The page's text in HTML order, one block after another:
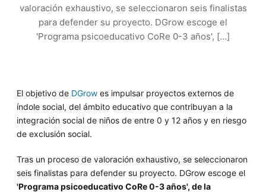
valoración exhaustivo, se seleccionaron seis finalistas
para defender su proyecto. DGrow escoge el
'Programa psicoeducativo CoRe 0-3 años', […]
El objetivo de DGrow es impulsar proyectos externos de
índole social, del ámbito educativo que contribuyan a la
integración social de niños de entre 0 y 12 años y en riesgo
de exclusión social.
Tras un proceso de valoración exhaustivo, se seleccionaron
seis finalistas para defender su proyecto. DGrow escoge el
'Programa psicoeducativo CoRe 0-3 años', de la